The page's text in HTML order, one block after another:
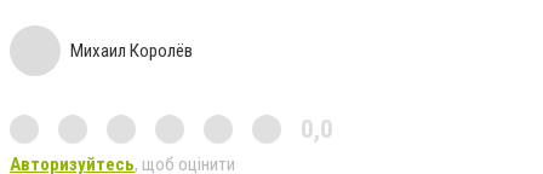
Михаил Королёв
0,0
Авторизуйтесь, щоб оцінити